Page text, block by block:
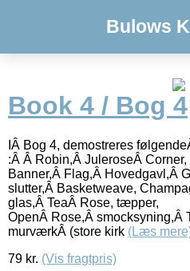
Bulows
Book 4 / Bog 4
IÂ Bog 4, demostreres
:Â Â Robin,Â JuleroseÂ Corner,
Banner,Â Flag,Â Hovedgavl,Â
slutter,Â Basketweave,
glas,Â TeaÂ Rose, tæpper,
OpenÂ Rose,Â smocksyning,Â
murværkÂ (store kirk (Læs
79 kr. (Vis fragtpris)